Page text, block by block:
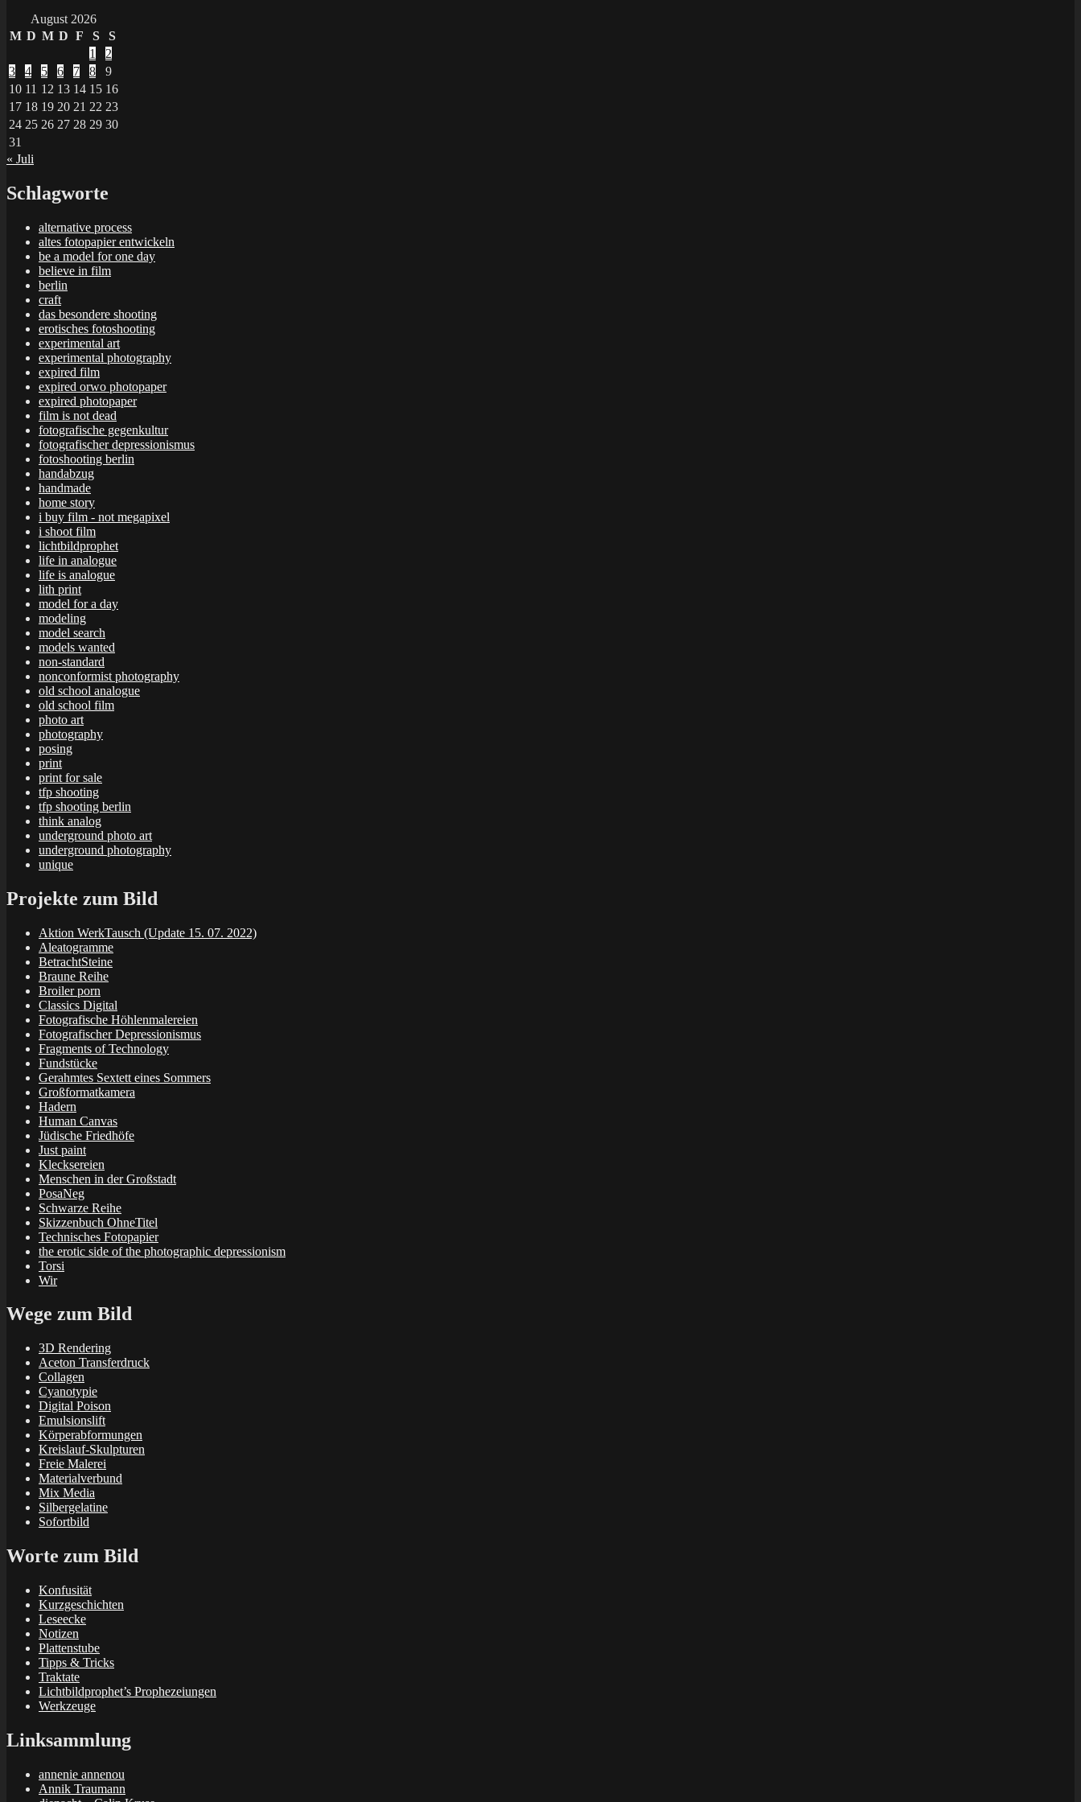
August 2026
M D M D F S
S
1
2
3
4 5 6 7 8
9
10 11 12 13 14 15 16
17 18 19 20 21 22 23
24 25 26 27 28 29 30
31
« Juli
Schlagworte
alternative process
altes fotopapier entwickeln
be a model for one day
believe in film
berlin
craft
das besondere shooting
erotisches fotoshooting
experimental art
experimental photography
expired film
expired orwo photopaper
expired photopaper
film is not dead
fotografische gegenkultur
fotografischer depressionismus
fotoshooting berlin
handabzug
handmade
home story
i buy film - not megapixel
i shoot film
lichtbildprophet
life in analogue
life is analogue
lith print
model for a day
modeling
model search
models wanted
non-standard
nonconformist photography
old school analogue
old school film
photo art
photography
posing
print
print for sale
tfp shooting
tfp shooting berlin
think analog
underground photo art
underground photography
unique
Projekte zum Bild
Aktion WerkTausch (Update 15. 07. 2022)
Aleatogramme
BetrachtSteine
Braune Reihe
Broiler porn
Classics Digital
Fotografische Höhlenmalereien
Fotografischer Depressionismus
Fragments of Technology
Fundstücke
Gerahmtes Sextett eines Sommers
Großformatkamera
Hadern
Human Canvas
Jüdische Friedhöfe
Just paint
Klecksereien
Menschen in der Großstadt
PosaNeg
Schwarze Reihe
Skizzenbuch OhneTitel
Technisches Fotopapier
the erotic side of the photographic depressionism
Torsi
Wir
Wege zum Bild
3D Rendering
Aceton Transferdruck
Collagen
Cyanotypie
Digital Poison
Emulsionslift
Körperabformungen
Kreislauf-Skulpturen
Freie Malerei
Materialverbund
Mix Media
Silbergelatine
Sofortbild
Worte zum Bild
Konfusität
Kurzgeschichten
Leseecke
Notizen
Plattenstube
Tipps & Tricks
Traktate
Lichtbildprophet’s Prophezeiungen
Werkzeuge
Linksammlung
annenie annenou
Annik Traumann